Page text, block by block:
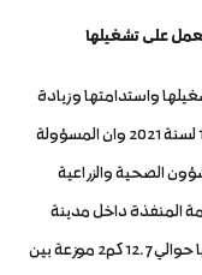
على تشغيلها
واستدامتها وزيادة
الرقعة الخضراء منبثقة من قانون امانة عمان رقم 18 لسنة 2021 وان المسؤولة
الصحية والزراعية
المنفذة داخل مدينة
عمان والتابعة لأمانة عمان والتي تبلغ مساحتها حاليا حوالي 12.7 كم2 موزعة بين